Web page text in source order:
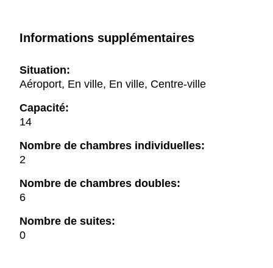
Informations supplémentaires
Situation:
Aéroport, En ville, En ville, Centre-ville
Capacité:
14
Nombre de chambres individuelles:
2
Nombre de chambres doubles:
6
Nombre de suites:
0